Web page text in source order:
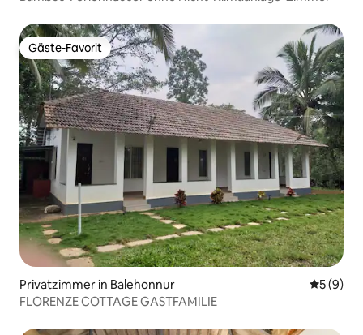
Gäste-Favorit
Gäste-Favorit
Privatzimmer in Balehonnur
5 (9)
FLORENZE COTTAGE GASTFAMILIE